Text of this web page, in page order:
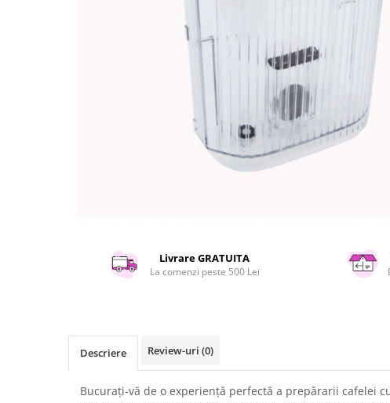
Organizare si depozitare
Silicon, spume si solutii tehnice
Sisteme Incalzire
Textile si covoare
Uscatoare rufe
Livrare GRATUITA
La comenzi peste 500 Lei
Descriere Review-uri (0)
Bucurați-vă de o experiență perfectă a prepărarii cafelei